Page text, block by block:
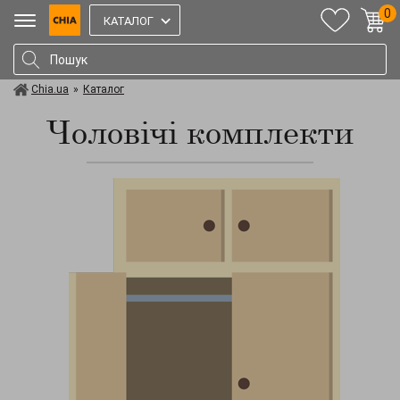
КАТАЛОГ
0
Chia.ua » Каталог
Чоловічі комплекти